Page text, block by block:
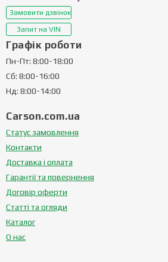
Замовити дзвінок
Запит на VIN
Графік роботи
Пн-Пт: 8:00-18:00
Сб: 8:00-16:00
Нд: 8:00-14:00
Carson.com.ua
Статус замовлення
Контакти
Доставка і оплата
Гарантії та повернення
Договір оферти
Статті та огляди
Каталог
О нас